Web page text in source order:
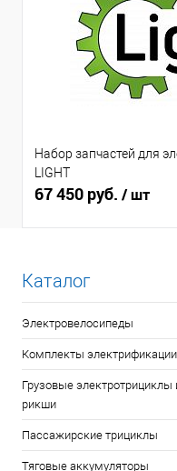
Набор запчастей для
LIGHT
67 450 руб. / шт
Каталог
Электровелосипеды
Комплекты электрификации
Грузовые электротрициклы
рикши
Пассажирские трициклы
Тяговые аккумуляторы